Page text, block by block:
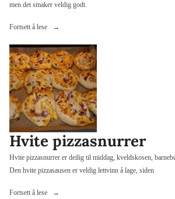
men det smaker veldig godt.
Fortsett å lese
«Hvit
Hvite pizzasnurrer
Hvite pizzasnurrer er deilig til middag, kveldskosen,
Den hvite pizzasausen er veldig lettvinn å lage, siden
Fortsett å lese
«Hvite